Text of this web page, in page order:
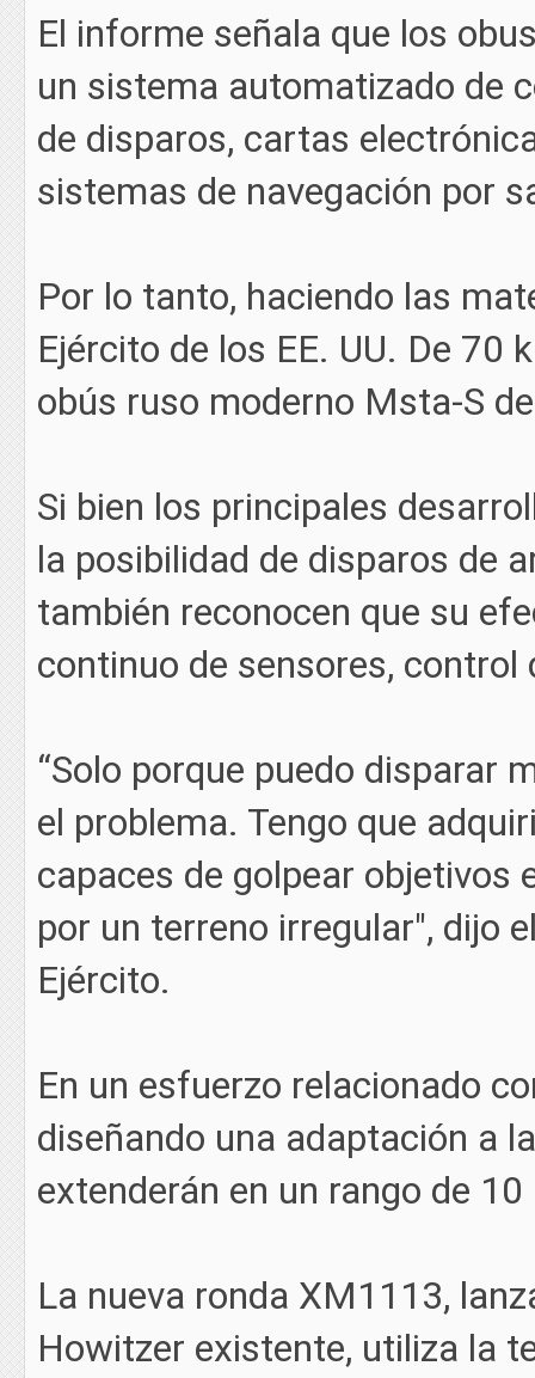
El informe señala que los
un sistema automatizado de
de disparos, cartas
sistemas de navegación por
Por lo tanto, haciendo las
Ejército de los EE. UU. De
obús ruso moderno Msta-S
Si bien los principales
la posibilidad de disparos de
también reconocen que su
continuo de sensores,
“Solo porque puedo disparar
el problema. Tengo que
capaces de golpear objetivos
por un terreno irregular", dijo
Ejército.
En un esfuerzo relacionado
diseñando una adaptación a
extenderán en un rango de
La nueva ronda XM1113,
Howitzer existente, utiliza la